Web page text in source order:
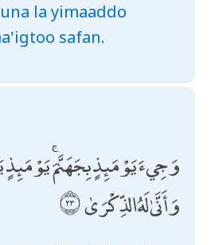
la yimaaddo
safan.
وَجِيءَ يَوْمَئِذٍ بِجَهَنَّمَ
وَأَنَّىٰ لَهُ الذِّكْرَىٰ